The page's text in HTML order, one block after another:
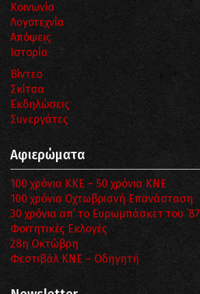
Κοινωνία
Λογοτεχνία
Απόψεις
Ιστορία
Βίντεο
Σκίτσα
Εκδηλώσεις
Συνεργάτες
Αφιερώματα
100 χρόνια ΚΚΕ – 50 χρόνια ΚΝΕ
100 χρόνια Οχτωβριανή Επανάσταση
30 χρόνια απ’ το Ευρωμπάσκετ του ΄87
Φοιτητικές Εκλογές
28η Οκτώβρη
Φεστιβάλ ΚΝΕ – Οδηγητή